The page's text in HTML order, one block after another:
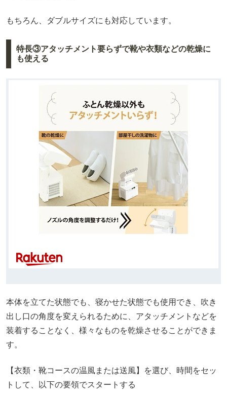
もちろん、ダブルサイズにも対応しています。
特長③アタッチメント要らずで靴や衣類などの乾燥に
も使える
本体を立てた状態でも、寝かせた状態でも使用でき、吹き
出し口の角度を変えられるために、アタッチメントなどを
装着することなく、様々なものを乾燥させることができま
す。
【衣類・靴コースの温風または送風】を選び、時間をセッ
トして、以下の要領でスタートする